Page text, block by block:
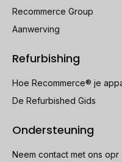
Recommerce Group
Aanwerving
Refurbishing
Hoe Recommerce® je
De Refurbished Gids
Ondersteuning
Neem contact met ons opr